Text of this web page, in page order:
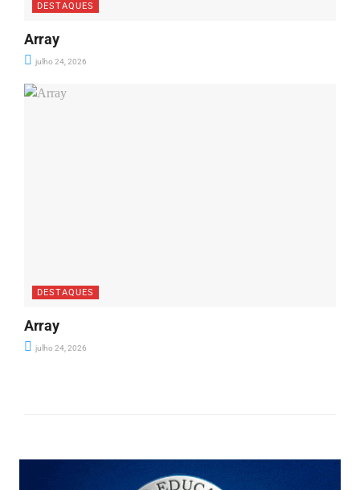
DESTAQUES
Array
julho 24, 2026
DESTAQUES
Array
julho 24, 2026